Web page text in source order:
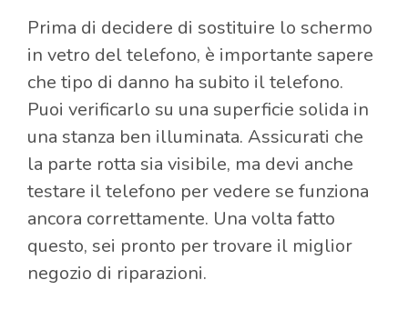
Prima di decidere di sostituire lo schermo
in vetro del telefono, è importante sapere
che tipo di danno ha subito il telefono.
Puoi verificarlo su una superficie solida in
una stanza ben illuminata. Assicurati che
la parte rotta sia visibile, ma devi anche
testare il telefono per vedere se funziona
ancora correttamente. Una volta fatto
questo, sei pronto per trovare il miglior
negozio di riparazioni.